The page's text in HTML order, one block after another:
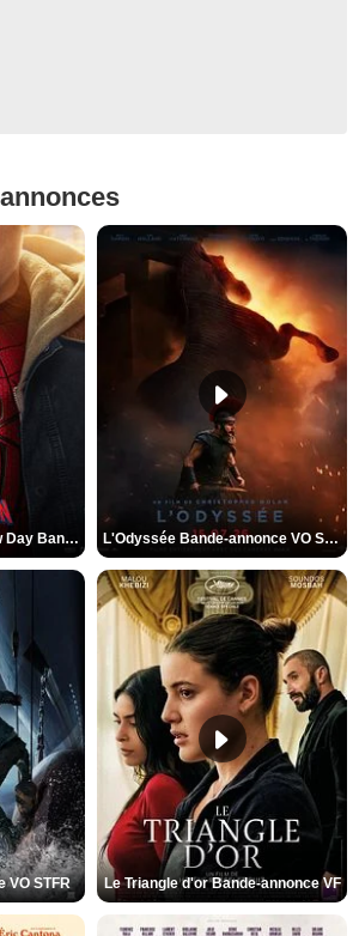
Spider-Man: Brand New Day Bande-annonce VO STFR L'Odyssée Bande-annonce VO STFR
VO STFR Le Triangle d'or Bande-annonce VF